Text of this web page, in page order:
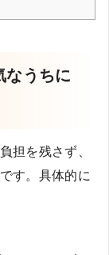
なうちに
担を残さず、
す。具体的に